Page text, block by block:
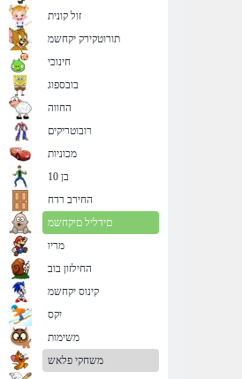
זול קונית
תורוטקירק יקחשמ
חינוכי
בובספוג
החווה
רובוטריקים
מכוניות
בן 10
החירב רדח
םידליל םיקחשמ
מריו
החילזון בוב
קינוס יקחשמ
יִקס
משימות
משחקי פלאש